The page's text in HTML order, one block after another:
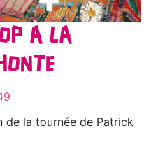
A LA
de la tournée de Patrick